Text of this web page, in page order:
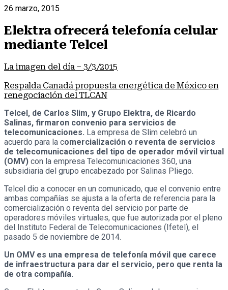
26 marzo, 2015
Elektra ofrecerá telefonía celular
mediante Telcel
La imagen del día – 3/3/2015
Respalda Canadá propuesta energética de México en
renegociación del TLCAN
Telcel, de Carlos Slim, y Grupo Elektra, de Ricardo
Salinas, firmaron convenio para servicios de
telecomunicaciones. La empresa de Slim celebró un
acuerdo para la comercialización o reventa de servicios
de telecomunicaciones del tipo de operador móvil virtual
(OMV) con la empresa Telecomunicaciones 360, una
subsidiaria del grupo encabezado por Salinas Pliego.
Telcel dio a conocer en un comunicado, que el convenio entre
ambas compañías se ajusta a la oferta de referencia para la
comercialización o reventa del servicio por parte de
operadores móviles virtuales, que fue autorizada por el pleno
del Instituto Federal de Telecomunicaciones (Ifetel), el
pasado 5 de noviembre de 2014.
Un OMV es una empresa de telefonía móvil que carece
de infraestructura para dar el servicio, pero que renta la
de otra compañía.